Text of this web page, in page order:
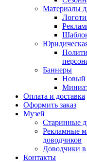
Материалы
Баннеры
Новый
Оплата и доставка
Оформить заказ
Музей
Старинные
Рекламные
доводчиков
Доводчики
Контакты